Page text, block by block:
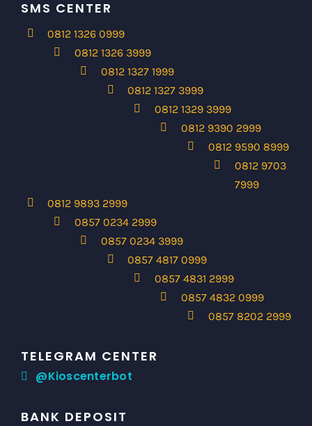
SMS CENTER
0812 1326 0999
0812 1326 3999
0812 1327 1999
0812 1327 3999
0812 1329 3999
0812 9390 2999
0812 9590 8999
0812 9703
7999
0812 9893 2999
0857 0234 2999
0857 0234 3999
0857 4817 0999
0857 4831 2999
0857 4832 0999
0857 8202 2999
TELEGRAM CENTER
@Kioscenterbot
BANK DEPOSIT